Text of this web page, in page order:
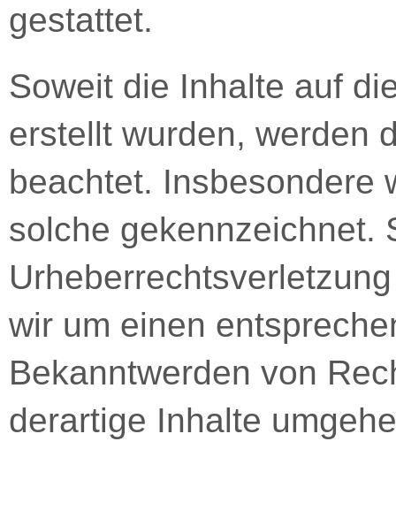
gestattet.
Soweit die Inhalte auf
erstellt wurden, werden
beachtet. Insbesondere
solche gekennzeichnet.
wir um einen
Bekanntwerden von
derartige Inhalte